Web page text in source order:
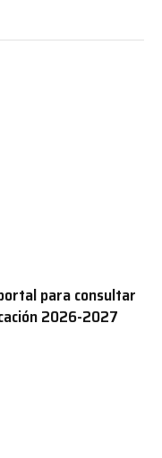
para consultar
2026-2027